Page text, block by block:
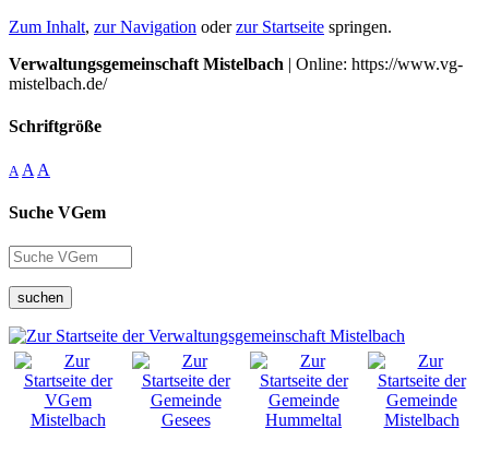
Zum Inhalt, zur Navigation oderzur Startseite springen.
Verwaltungsgemeinschaft Mistelbach | Online: https://www.vg-
mistelbach.de/
Schriftgröße
A A A
Suche VGem
suchen